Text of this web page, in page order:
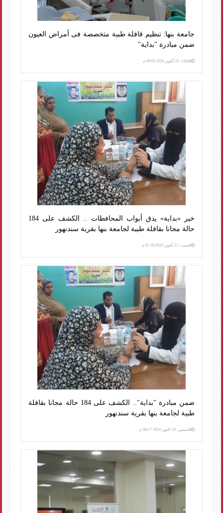
جامعة بنها: تنظيم قافلة طبية متخصصة فى أمراض العيون
ضمن مبادرة "بداية"
الثلاثاء، 22 أكتوبر 2024 06:04 م
خير «بداية» يدق أبواب المحافظات .. الكشف على 184
حالة مجانا بقافلة طبية لجامعة بنها بقرية سندنهور
السبت، 12 أكتوبر 2024 01:18 م
ضمن مبادرة "بداية".. الكشف على 184 حالة مجانا بقافلة
طبية لجامعة بنها بقرية سندنهور
الخميس، 10 أكتوبر 2024 08:17 م